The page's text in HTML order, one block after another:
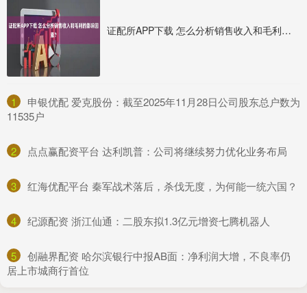
证配所APP下载 怎么分析销售收入和毛利的影响因素？
1
​申银优配 爱克股份：截至2025年11月28日公司股东总户数为
11535户
2 ​点点赢配资平台 达利凯普：公司将继续努力优化业务布局
3 ​红海优配平台 秦军战术落后，杀伐无度，为何能一统六国？
4 ​纪源配资 浙江仙通：二股东拟1.3亿元增资七腾机器人
5
​创融界配资 哈尔滨银行中报AB面：净利润大增，不良率仍
居上市城商行首位